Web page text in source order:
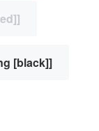
[black]]